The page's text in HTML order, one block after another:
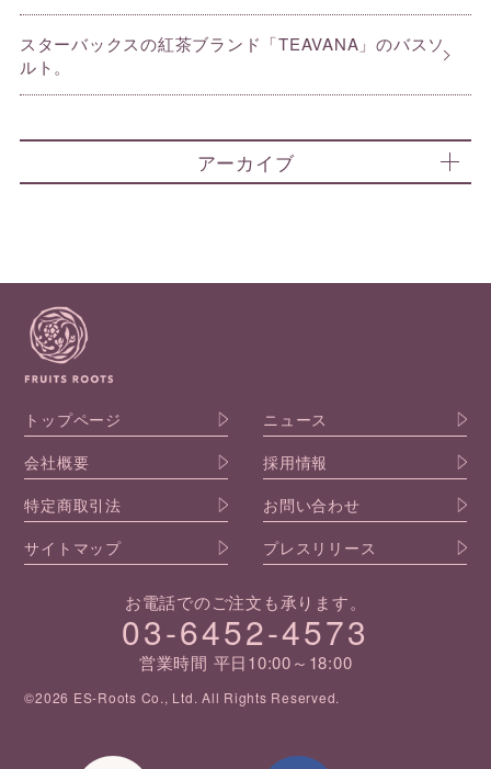
スターバックスの紅茶ブランド「TEAVANA」のバスソ
ルト。
アーカイブ
トップページ
ニュース
会社概要
採用情報
特定商取引法
お問い合わせ
サイトマップ
プレスリリース
お電話でのご注文も承ります。
03-6452-4573
営業時間 平日10:00～18:00
©2026 ES-Roots Co., Ltd. All Rights Reserved.